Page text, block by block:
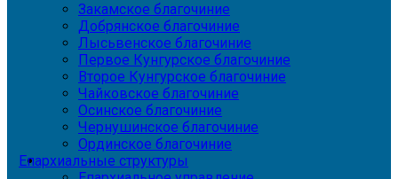
Закамское благочиние
Добрянское благочиние
Лысьвенское благочиние
Первое Кунгурское благочиние
Второе Кунгурское благочиние
Чайковское благочиние
Осинское благочиние
Чернушинское благочиние
Ординское благочиние
Епархиальные структуры